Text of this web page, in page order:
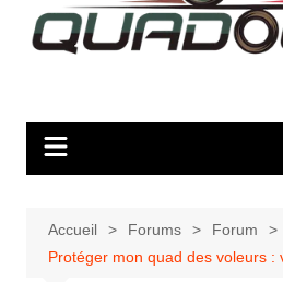
Accueil Forums
Forum
Protéger mon quad des voleurs :